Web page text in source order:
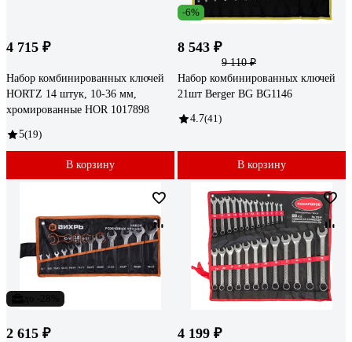
4 715 ₽
Набор комбинированных ключей
HORTZ 14 штук, 10-36 мм,
хромированные HOR 1017898
5(19)
В корзину
-6%
8 543 ₽
9 110 ₽
Набор комбинированных ключей
21шт Berger BG BG1146
4.7(41)
В корзину
2 615 ₽ 4 199 ₽